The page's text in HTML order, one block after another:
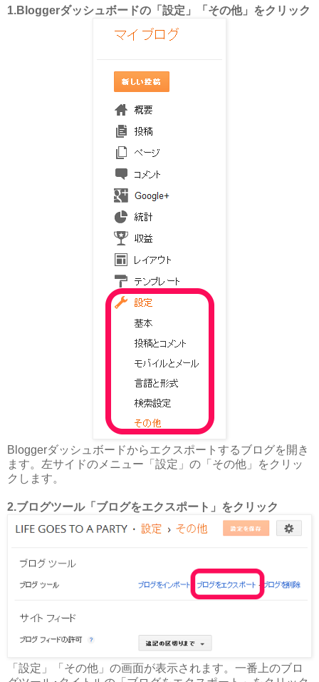
1.Bloggerダッシュボードの「設定」「その他」をクリック
Bloggerダッシュボードからエクスポートするブログを開き
ます。左サイドのメニュー「設定」の「その他」をクリッ
クします。
2.ブログツール「ブログをエクスポート」をクリック
「設定」「その他」の画面が表示されます。一番上のブロ